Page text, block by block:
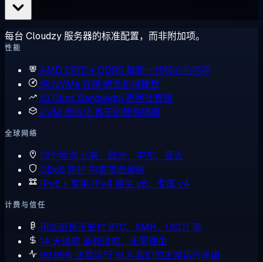
每台 Cloudzy 服务器的标准配置，而非附加项。
性能
AMD EPYC + DDR5 最新一代核心与内存
纯 NVMe 存储绝无机械硬盘
10 Gbps Bandwidth 高吞吐套餐
KVM 虚拟化 真正的硬件隔离
全球网络
13个地点 北美、欧洲、中东、亚太
DDoS 防护 内置攻击缓解
IPv6 + 专用 IPv4 原生 v6，专属 v4
计费与信任
用加密货币支付 BTC、XMR、USDT 等
14 天退款全额退款，无需理由
99.95% 正常运行 SLA我们的正常运行承诺